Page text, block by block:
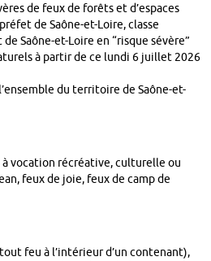
de feux de forêts et d’espaces
de Saône-et-Loire, classe
Saône-et-Loire en “risque sévère”
à partir de ce lundi 6 juillet 2026
du territoire de Saône-et-
vocation récréative, culturelle ou
feux de joie, feux de camp de
feu à l’intérieur d’un contenant),